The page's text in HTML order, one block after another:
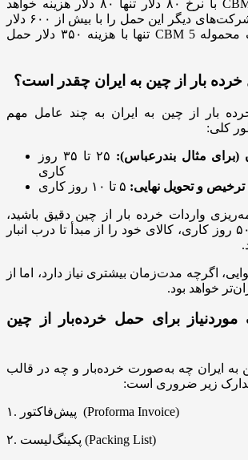
برای مثال حمل 1 CBM با نرخ ۸۰ دلار تنها ۸۰ دلار هزینه خواهد
داشت، در حالی‌که شرکت‌های دیگر این حمل را با بیش از ۶۰۰ دلار
انجام می‌دهند. یا یک محموله 5 CBM تنها با هزینه ۳۵۰ دلار حمل
بار از چین به ایران چقدر است؟
بار از چین به ایران به چند عامل مهم
کلی:
(برای مثال بندرعباس):
۲۵ تا ۳۵ روز
کاری
و تحویل نهایی:
واردات خرده بار از چین دقیق باشید،
می‌توانید طی ۴۰ تا ۵۰ روز کاری، کالای خود را از مبدأ تا درب انبار
اگرچه مدت‌زمان بیشتری نیاز دارد، اما از
برای حمل خرده‌بار از چین
به ایران چه به‌صورت خرده‌بار و چه در قالب
مدارک زیر ضروری است:
۱. پیش‌فاکتور (Proforma Invoice)
۲. پکینگ‌لیست (Packing List)